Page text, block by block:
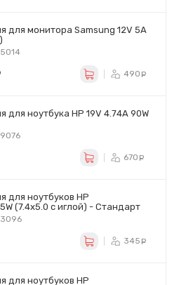
для монитора Samsung 12V 5A
490
для ноутбука HP 19V 4.74A 90W
670
для ноутбуков HP
(7.4х5.0 с иглой) - Стандарт
345
для ноутбуков HP